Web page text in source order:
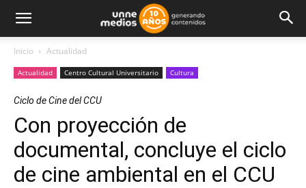
Inicio Actualidad
Actualidad Centro Cultural Universitario Cultura
Ciclo de Cine del CCU
Con proyección de
documental, concluye el ciclo
de cine ambiental en el CCU